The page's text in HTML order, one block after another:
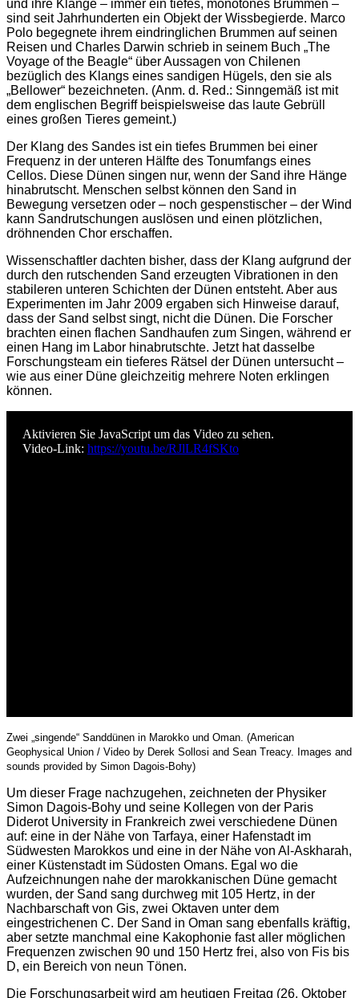
und ihre Klänge – immer ein tiefes, monotones Brummen –
sind seit Jahrhunderten ein Objekt der Wissbegierde. Marco
Polo begegnete ihrem eindringlichen Brummen auf seinen
Reisen und Charles Darwin schrieb in seinem Buch „The
Voyage of the Beagle“ über Aussagen von Chilenen
bezüglich des Klangs eines sandigen Hügels, den sie als
„Bellower“ bezeichneten. (Anm. d. Red.: Sinngemäß ist mit
dem englischen Begriff beispielsweise das laute Gebrüll
eines großen Tieres gemeint.)
Der Klang des Sandes ist ein tiefes Brummen bei einer
Frequenz in der unteren Hälfte des Tonumfangs eines
Cellos. Diese Dünen singen nur, wenn der Sand ihre Hänge
hinabrutscht. Menschen selbst können den Sand in
Bewegung versetzen oder – noch gespenstischer – der Wind
kann Sandrutschungen auslösen und einen plötzlichen,
dröhnenden Chor erschaffen.
Wissenschaftler dachten bisher, dass der Klang aufgrund der
durch den rutschenden Sand erzeugten Vibrationen in den
stabileren unteren Schichten der Dünen entsteht. Aber aus
Experimenten im Jahr 2009 ergaben sich Hinweise darauf,
dass der Sand selbst singt, nicht die Dünen. Die Forscher
brachten einen flachen Sandhaufen zum Singen, während er
einen Hang im Labor hinabrutschte. Jetzt hat dasselbe
Forschungsteam ein tieferes Rätsel der Dünen untersucht –
wie aus einer Düne gleichzeitig mehrere Noten erklingen
können.
Aktivieren Sie JavaScript um das Video zu sehen.
Video-Link: https://youtu.be/RJlLR4fSKto
Zwei „singende“ Sanddünen in Marokko und Oman. (American
Geophysical Union / Video by Derek Sollosi and Sean Treacy. Images and
sounds provided by Simon Dagois-Bohy)
Um dieser Frage nachzugehen, zeichneten der Physiker
Simon Dagois-Bohy und seine Kollegen von der Paris
Diderot University in Frankreich zwei verschiedene Dünen
auf: eine in der Nähe von Tarfaya, einer Hafenstadt im
Südwesten Marokkos und eine in der Nähe von Al-Askharah,
einer Küstenstadt im Südosten Omans. Egal wo die
Aufzeichnungen nahe der marokkanischen Düne gemacht
wurden, der Sand sang durchweg mit 105 Hertz, in der
Nachbarschaft von Gis, zwei Oktaven unter dem
eingestrichenen C. Der Sand in Oman sang ebenfalls kräftig,
aber setzte manchmal eine Kakophonie fast aller möglichen
Frequenzen zwischen 90 und 150 Hertz frei, also von Fis bis
D, ein Bereich von neun Tönen.
Die Forschungsarbeit wird am heutigen Freitag (26. Oktober